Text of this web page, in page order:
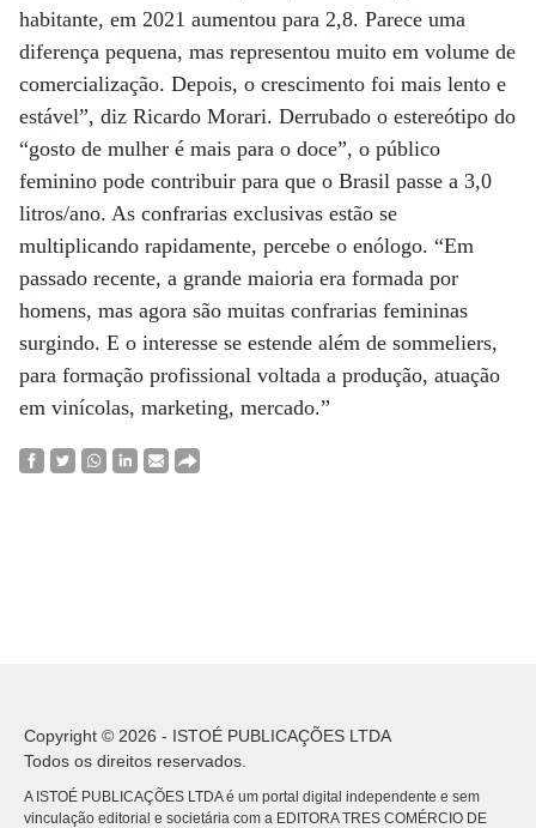
habitante, em 2021 aumentou para 2,8. Parece uma
diferença pequena, mas representou muito em volume de
comercialização. Depois, o crescimento foi mais lento e
estável”, diz Ricardo Morari. Derrubado o estereótipo do
“gosto de mulher é mais para o doce”, o público
feminino pode contribuir para que o Brasil passe a 3,0
litros/ano. As confrarias exclusivas estão se
multiplicando rapidamente, percebe o enólogo. “Em
passado recente, a grande maioria era formada por
homens, mas agora são muitas confrarias femininas
surgindo. E o interesse se estende além de sommeliers,
para formação profissional voltada a produção, atuação
em vinícolas, marketing, mercado.”
Copyright © 2026 - ISTOÉ PUBLICAÇÕES LTDA
Todos os direitos reservados.
A ISTOÉ PUBLICAÇÕES LTDA é um portal digital independente e sem
vinculação editorial e societária com a EDITORA TRES COMÉRCIO DE